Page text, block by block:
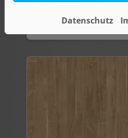
23 Datenschutz